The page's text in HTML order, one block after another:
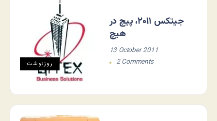
روزنوشت
جیتکس ۲۰۱۱، پیچ در
هیچ
13 October 2011
2 Comments